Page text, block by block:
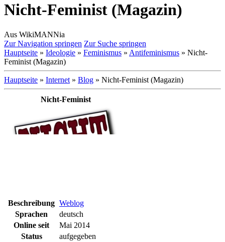
Nicht-Feminist (Magazin)
Aus WikiMANNia
Zur Navigation springen Zur Suche springen
Hauptseite » Ideologie » Feminismus » Antifeminismus » Nicht-
Feminist (Magazin)
Hauptseite » Internet » Blog » Nicht-Feminist (Magazin)
Nicht-Feminist
Beschreibung Weblog
Sprachen
deutsch
Online seit
Mai 2014
Status
aufgegeben